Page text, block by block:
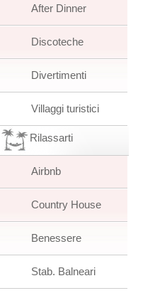
After Dinner
Discoteche
Divertimenti
Villaggi turistici
Rilassarti
Airbnb
Country House
Benessere
Stab. Balneari